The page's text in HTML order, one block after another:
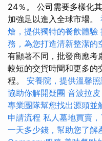
24％。 公司需要多樣化
加強足以進入全球市場。
燴，提供獨特的餐飲體驗
務，為您打造清新整潔的
有顯著不同，批發商應考
較短的交貨時間和更多的
程。 安養院，提供溫馨
協助你解開疑團 音波拉
專業團隊幫您找出源頭並
申請流程 私人墓地買賣
一天多少錢，幫助您了解